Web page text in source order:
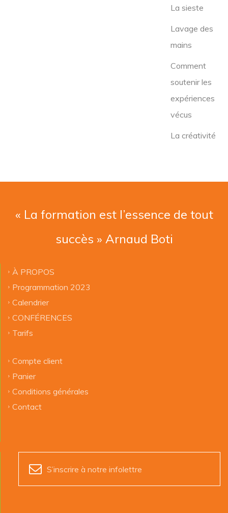
La sieste
Lavage des
mains
Comment
soutenir les
expériences
vécus
La créativité
« La formation est l’essence de tout
succès » Arnaud Boti
À PROPOS
Programmation 2023
Calendrier
CONFÉRENCES
Tarifs
Compte client
Panier
Conditions générales
Contact
S’inscrire à notre infolettre